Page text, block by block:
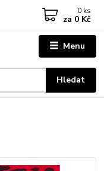
Menu
Hledat
0 ks
za 0 Kč